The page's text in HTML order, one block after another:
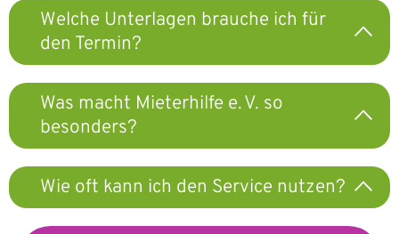
Welche Unterlagen brauche ich für
den Termin?
Was macht Mieterhilfe e. V. so
besonders?
Wie oft kann ich den Service nutzen?